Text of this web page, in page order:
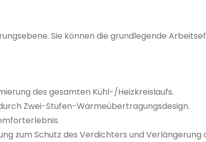
Sie können die grundlegende
des gesamten Kühl-/Heizkreislaufs.
Zwei-Stufen-Wärmeübertragungsdesign.
zum Schutz des Verdichters und Verlängerung